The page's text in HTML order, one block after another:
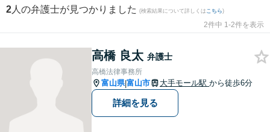
2 人の弁護士が見つかりました (検索結果について詳しくは こちら)
2件中 1-2件を表示
高橋 良太 弁護士
高橋法律事務所
富山県|富山市 大手モール駅 から徒歩6分
詳細を見る